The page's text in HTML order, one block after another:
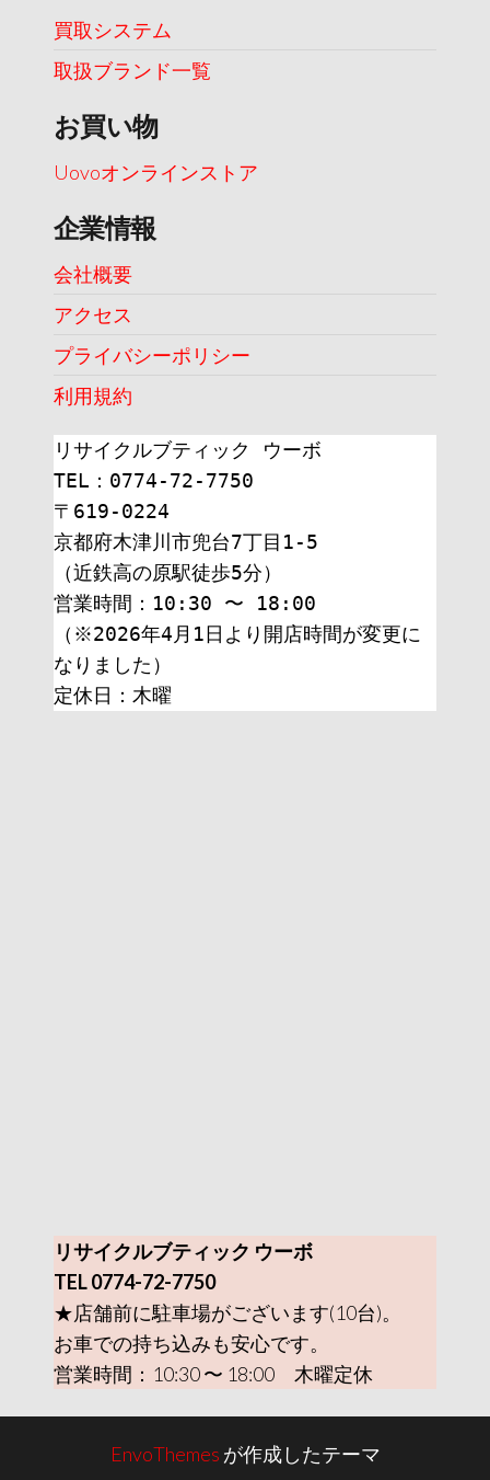
買取システム
取扱ブランド一覧
お買い物
Uovoオンラインストア
企業情報
会社概要
アクセス
プライバシーポリシー
利用規約
リサイクルブティック ウーボ
TEL：0774-72-7750
〒619-0224
京都府木津川市兜台7丁目1-5
（近鉄高の原駅徒歩5分）
営業時間：10:30 〜 18:00
（※2026年4月1日より開店時間が変更に
なりました）
定休日：木曜
リサイクルブティック ウーボ
TEL 0774-72-7750
★店舗前に駐車場がございます(10台)。
お車での持ち込みも安心です。
営業時間：10:30 〜 18:00 木曜定休
EnvoThemes が作成したテーマ